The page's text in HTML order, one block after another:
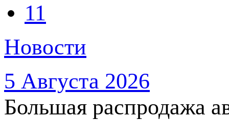
11
Новости
5 Августа 2026
Большая распродажа